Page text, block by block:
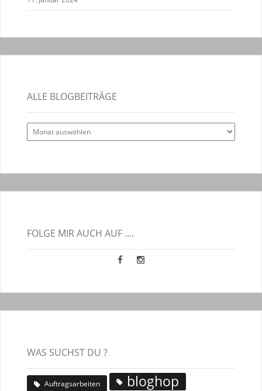
ALLE BLOGBEITRÄGE
Alle
Blogbeiträge
FOLGE MIR AUCH AUF ....
WAS SUCHST DU ?
Auftragsarbeiten bloghop